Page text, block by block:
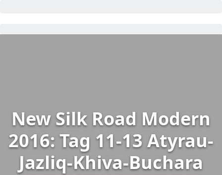
New Silk Road Modern
2016: Tag 11-13 Atyrau-
Jazliq-Khiva-Buchara